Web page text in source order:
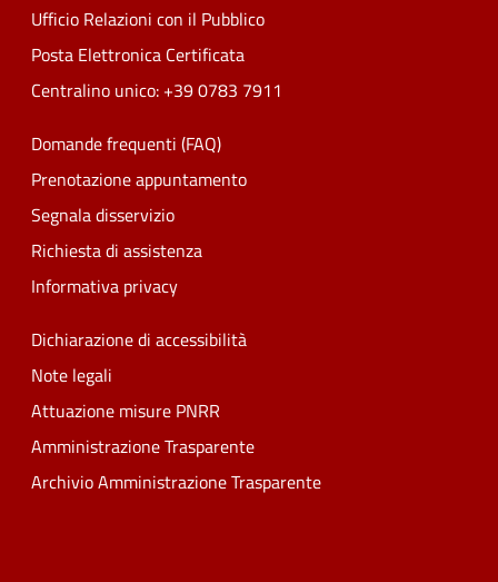
Ufficio Relazioni con il Pubblico
Posta Elettronica Certificata
Centralino unico: +39 0783 7911
Domande frequenti (FAQ)
Prenotazione appuntamento
Segnala disservizio
Richiesta di assistenza
Informativa privacy
Dichiarazione di accessibilità
Note legali
Attuazione misure PNRR
Amministrazione Trasparente
Archivio Amministrazione Trasparente